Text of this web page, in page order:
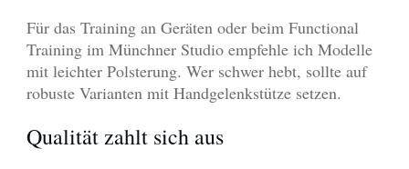
Für das Training an Geräten oder beim Functional
Training im Münchner Studio empfehle ich Modelle
mit leichter Polsterung. Wer schwer hebt, sollte auf
robuste Varianten mit Handgelenkstütze setzen.
Qualität zahlt sich aus